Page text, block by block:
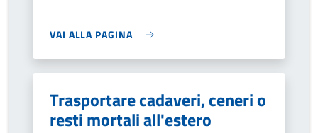
VAI ALLA PAGINA
Trasportare cadaveri, ceneri o
resti mortali all'estero